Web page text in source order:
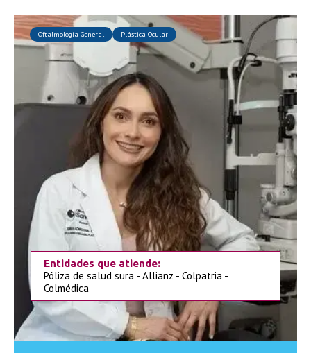
Oftalmología General Plástica Ocular
Entidades que atiende:
Póliza de salud sura - Allianz - Colpatria -
Colmédica